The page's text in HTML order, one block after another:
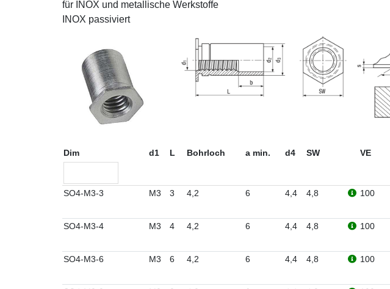
für INOX und metallische Werkstoffe
INOX passiviert
Dim d1 L Bohrloch a min. d4 SW VE
SO4-M3-3 M3 3 4,2 6 4,4 4,8 100
SO4-M3-4 M3 4 4,2 6 4,4 4,8 100
SO4-M3-6 M3 6 4,2 6 4,4 4,8 100